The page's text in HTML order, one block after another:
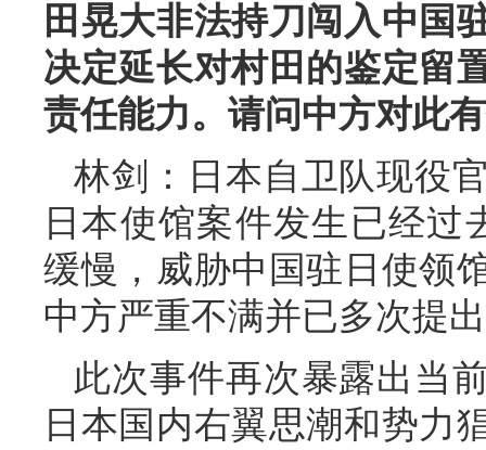
田晃大非法持刀闯入中国
决定延长对村田的鉴定留
责任能力。请问中方对此
林剑：日本自卫队现役
日本使馆案件发生已经过
缓慢，威胁中国驻日使领
中方严重不满并已多次提
此次事件再次暴露出当
日本国内右翼思潮和势力